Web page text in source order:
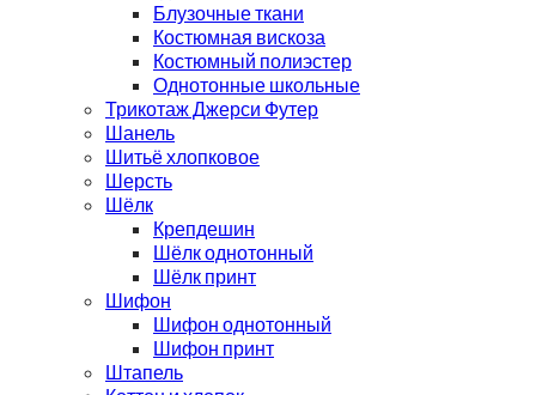
Блузочные ткани
Костюмная вискоза
Костюмный полиэстер
Однотонные школьные
Трикотаж Джерси Футер
Шанель
Шитьё хлопковое
Шерсть
Шёлк
Крепдешин
Шёлк однотонный
Шёлк принт
Шифон
Шифон однотонный
Шифон принт
Штапель